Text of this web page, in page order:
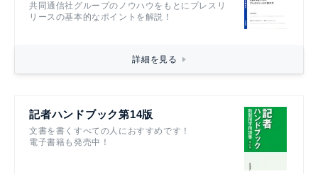
共同通信社グループのノウハウをもとにプレスリ
リースの基本的なポイントを解説！
詳細を見る
記者ハンドブック第14版
文書を書くすべての人におすすめです！
電子書籍も発売中！